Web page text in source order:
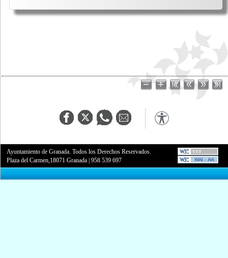
Ayuntamiento de Granada. Todos los Derechos Reservados.
Plaza del Carmen,18071 Granada |958 539 697